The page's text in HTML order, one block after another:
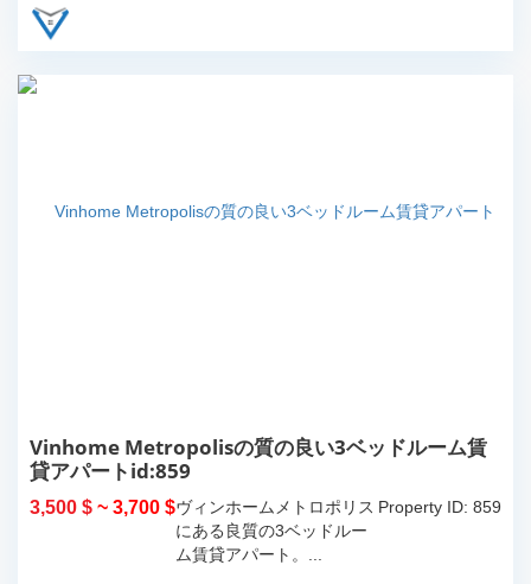
Vinhome Metropolisの質の良い3ベッドルーム賃
貸アパートid:859
3,500 $ ~ 3,700 $ Property ID: 859
ヴィンホームメトロポリス
にある良質の3ベッドルー
ム賃貸アパート。...